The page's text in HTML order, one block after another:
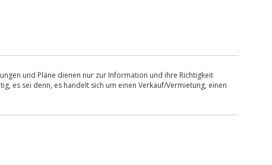
und Pläne dienen nur zur Information und ihre Richtigkeit
es sei denn, es handelt sich um einen Verkauf/Vermietung, einen